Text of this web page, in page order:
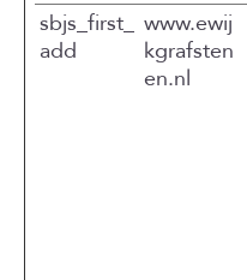
sbjs_first_
add
www.ewij
kgrafsten
en.nl